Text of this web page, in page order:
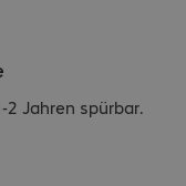
2 Jahren spürbar.